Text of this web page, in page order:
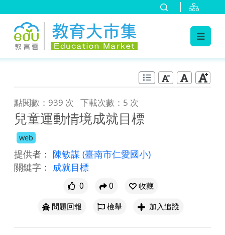
點閱數：939 次 下載次數：5 次
兒童運動情境成就目標
web
提供者： 陳敏謀 (臺南市仁愛國小)
關鍵字： 成就目標
0 0
收藏
問題回報
檢舉 加入追蹤